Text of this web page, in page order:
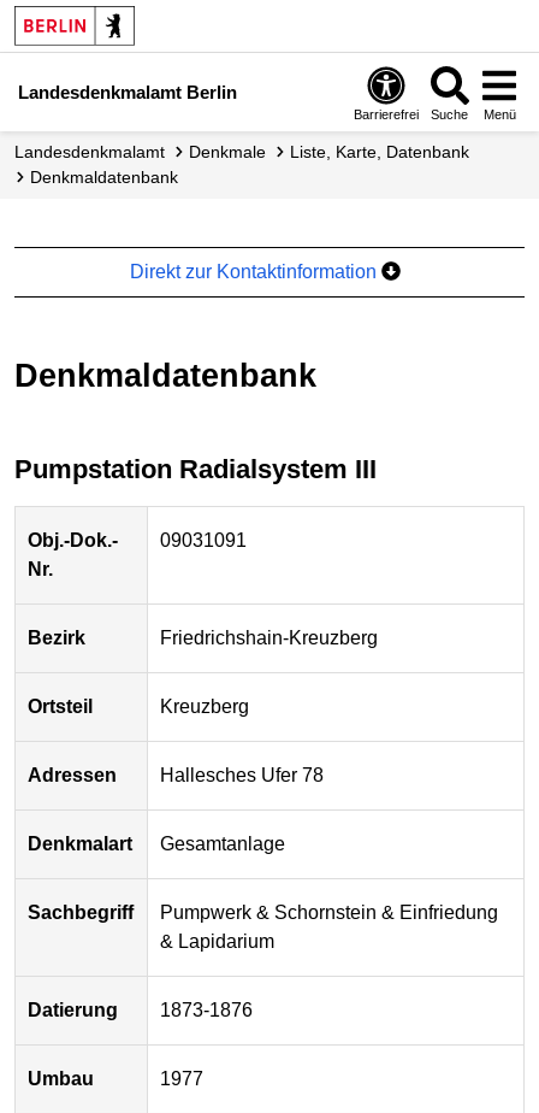
Landesdenkmalamt Berlin
Barrierefrei Suche Menü
Landesdenkmalamt Denkmale
Liste, Karte, Datenbank
Denkmal­datenbank
Direkt zur Kontaktinformation
Denkmaldatenbank
Pumpstation Radialsystem III
Obj.-Dok.-
Nr.
09031091
Bezirk Friedrichshain-Kreuzberg
Ortsteil Kreuzberg
Adressen Hallesches Ufer 78
Denkmalart Gesamtanlage
Sachbegriff
Pumpwerk & Schornstein & Einfriedung
& Lapidarium
Datierung 1873-1876
Umbau 1977